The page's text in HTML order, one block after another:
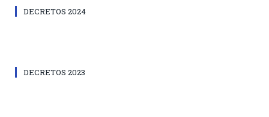
DECRETOS 2024
DECRETOS 2023